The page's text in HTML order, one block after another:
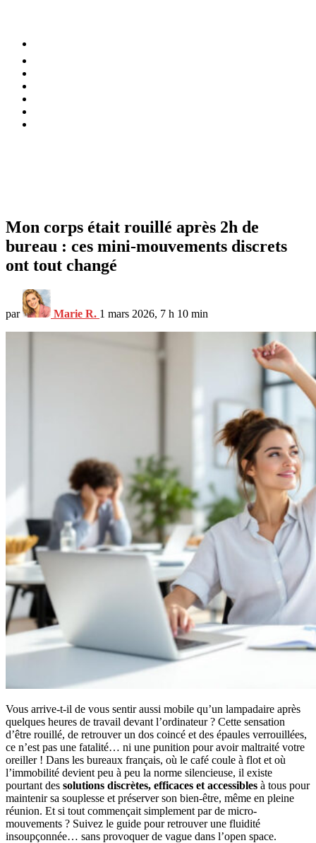
Mon corps était rouillé après 2h de
bureau : ces mini-mouvements discrets
ont tout changé
par Marie R. 1 mars 2026, 7 h 10 min
Vous arrive-t-il de vous sentir aussi mobile qu’un lampadaire après
quelques heures de travail devant l’ordinateur ? Cette sensation
d’être rouillé, de retrouver un dos coincé et des épaules verrouillées,
ce n’est pas une fatalité… ni une punition pour avoir maltraité votre
oreiller ! Dans les bureaux français, où le café coule à flot et où
l’immobilité devient peu à peu la norme silencieuse, il existe
pourtant des solutions discrètes, efficaces et accessibles à tous pour
maintenir sa souplesse et préserver son bien-être, même en pleine
réunion. Et si tout commençait simplement par de micro-
mouvements ? Suivez le guide pour retrouver une fluidité
insoupçonnée… sans provoquer de vague dans l’open space.